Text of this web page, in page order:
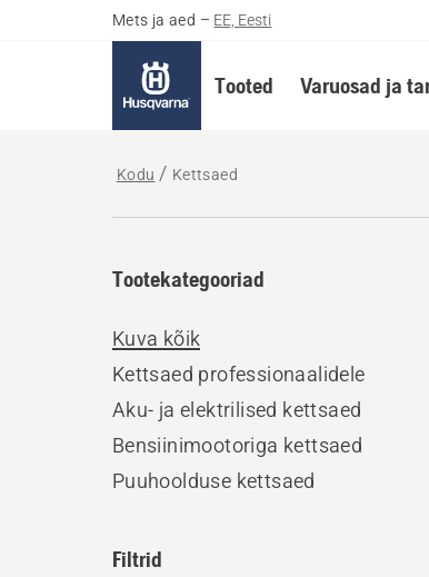
Mets ja aed – EE, Eesti
Tooted Varuosad ja
Kodu Kettsaed
Tootekategooriad
Kuva kõik
Kettsaed professionaalidele
Aku- ja elektrilised kettsaed
Bensiinimootoriga kettsaed
Puuhoolduse kettsaed
Filtrid